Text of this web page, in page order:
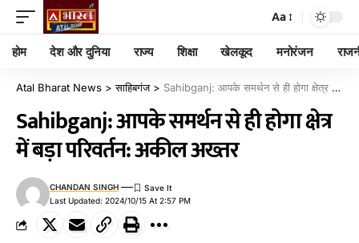
Aa
होम देश और दुनिया राज्य शिक्षा खेलकूद मनोरंजन
Atal Bharat News >साहिबगंज> Sahibganj: आपके समर्थन से ही होगा क्षेत्र में बड़ा परिवर्तन: अकील अख्तर
Sahibganj: आपके समर्थन से ही होगा क्षेत्र
में बड़ा परिवर्तन: अकील अख्तर
Last Updated: 2024/10/15 At 2:57 PM
CHANDAN SINGH